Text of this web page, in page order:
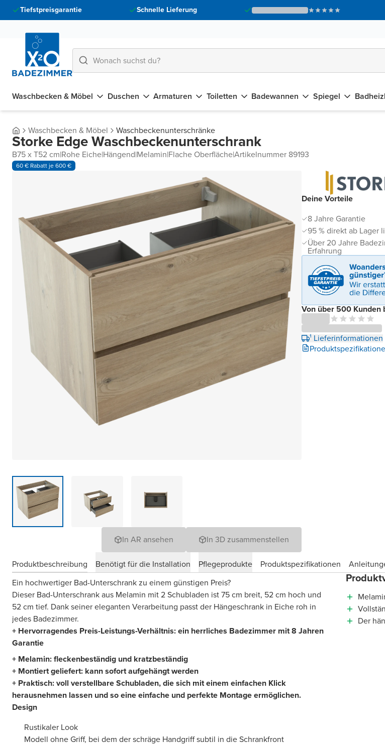
Tiefstpreisgarantie Schnelle Lieferung
Waschbecken & Möbel Duschen Armaturen Toiletten Badewannen Spiegel
Waschbecken & Möbel Waschbeckenunterschränke
Storke Edge Waschbeckenunterschrank
B75 x T52 cm|Rohe Eiche|Hängend|Melamin|Flache Oberfläche|Artikelnummer 89193
60 € Rabatt je 600 €
In AR ansehen In 3D zusammenstellen
Deine Vorteile
8 Jahre Garantie
95 % direkt ab Lager
Über 20 Jahre
Erfahrung
Von über 500 Kunden
¹ Lieferinformationen
Produktbeschreibung Benötigt für die Installation Pflegeprodukte Produktspezifikationen
Ein hochwertiger Bad-Unterschrank zu einem günstigen Preis?
Dieser Bad-Unterschrank aus Melamin mit 2 Schubladen ist 75 cm breit, 52 cm hoch und
52 cm tief. Dank seiner eleganten Verarbeitung passt der Hängeschrank in Eiche roh in
jedes Badezimmer.
+ Hervorragendes Preis-Leistungs-Verhältnis: ein herrliches Badezimmer mit 8 Jahren
Garantie
+ Melamin: fleckenbeständig und kratzbeständig
+ Montiert geliefert: kann sofort aufgehängt werden
+ Praktisch: voll verstellbare Schubladen, die sich mit einem einfachen Klick
herausnehmen lassen und so eine einfache und perfekte Montage ermöglichen.
Design
Rustikaler Look
Modell ohne Griff, bei dem der schräge Handgriff subtil in die Schrankfront
Der